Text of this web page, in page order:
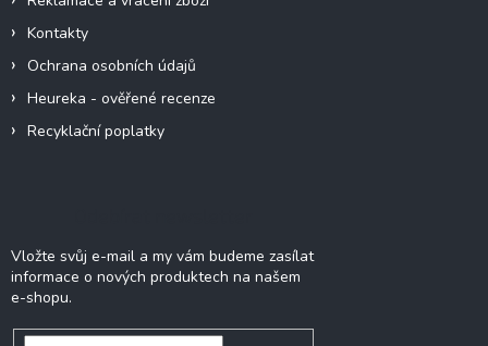
Kontakty
Ochrana osobních údajů
Heureka - ověřené recenze
Recyklační poplatky
Vložte svůj e-mail a my vám budeme zasílat
informace o nových produktech na našem
e-shopu.